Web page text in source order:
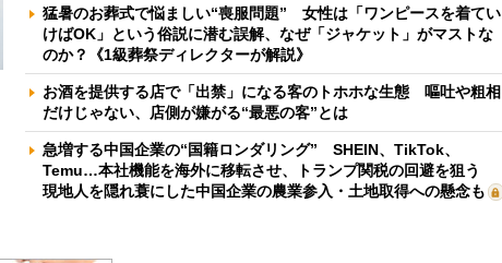
猛暑のお葬式で悩ましい“喪服問題” 女性は「ワンピースを着てい
けばOK」という俗説に潜む誤解、なぜ「ジャケット」がマストな
のか？《1級葬祭ディレクターが解説》
お酒を提供する店で「出禁」になる客のトホホな生態 嘔吐や粗相
だけじゃない、店側が嫌がる“最悪の客”とは
急増する中国企業の“国籍ロンダリング” SHEIN、TikTok、
Temu…本社機能を海外に移転させ、トランプ関税の回避を狙う
現地人を隠れ蓑にした中国企業の農業参入・土地取得への懸念も